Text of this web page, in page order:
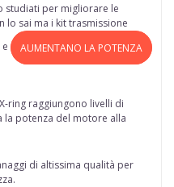
studiati per migliorare le
lo sai ma i kit trasmissione
AUMENTANO LA POTENZA
ring raggiungono livelli di
potenza del motore alla
di altissima qualità per